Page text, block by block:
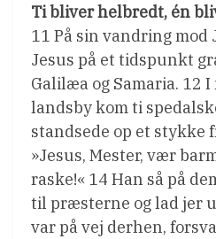
Ti bliver helbredt, én
11 På sin vandring
Jesus på et tidspunkt
Galilæa og Samaria. 12
landsby kom ti
standsede op et stykke
»Jesus, Mester, vær
raske!« 14 Han så på
til præsterne og lad jer
var på vej derhen,